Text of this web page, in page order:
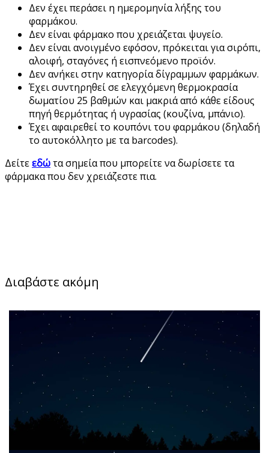
Δεν έχει περάσει η ημερομηνία λήξης του
φαρμάκου.
Δεν είναι φάρμακο που χρειάζεται ψυγείο.
Δεν είναι ανοιγμένο εφόσον, πρόκειται για σιρόπι,
αλοιφή, σταγόνες ή εισπνεόμενο προϊόν.
Δεν ανήκει στην κατηγορία δίγραμμων φαρμάκων.
Έχει συντηρηθεί σε ελεγχόμενη θερμοκρασία
δωματίου 25 βαθμών και μακριά από κάθε είδους
πηγή θερμότητας ή υγρασίας (κουζίνα, μπάνιο).
Έχει αφαιρεθεί το κουπόνι του φαρμάκου (δηλαδή
το αυτοκόλλητο με τα barcodes).
Δείτεεδώτα σημεία που μπορείτε να δωρίσετε τα
φάρμακα που δεν χρειάζεστε πια.
Διαβάστε ακόμη